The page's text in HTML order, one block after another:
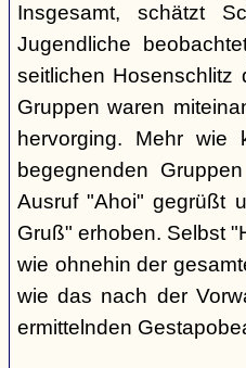
Insgesamt, schätzt
Jugendliche
seitlichen Hosenschlitz
Gruppen waren
hervorging. Mehr wie
begegnenden
Ausruf "Ahoi" gegrüßt
Gruß" erhoben. Selbst
wie ohnehin der
wie das nach der
ermittelnden